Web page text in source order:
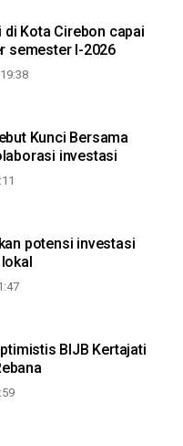
Kota Cirebon capai
semester I-2026
Kunci Bersama
investasi
potensi investasi
BIJB Kertajati